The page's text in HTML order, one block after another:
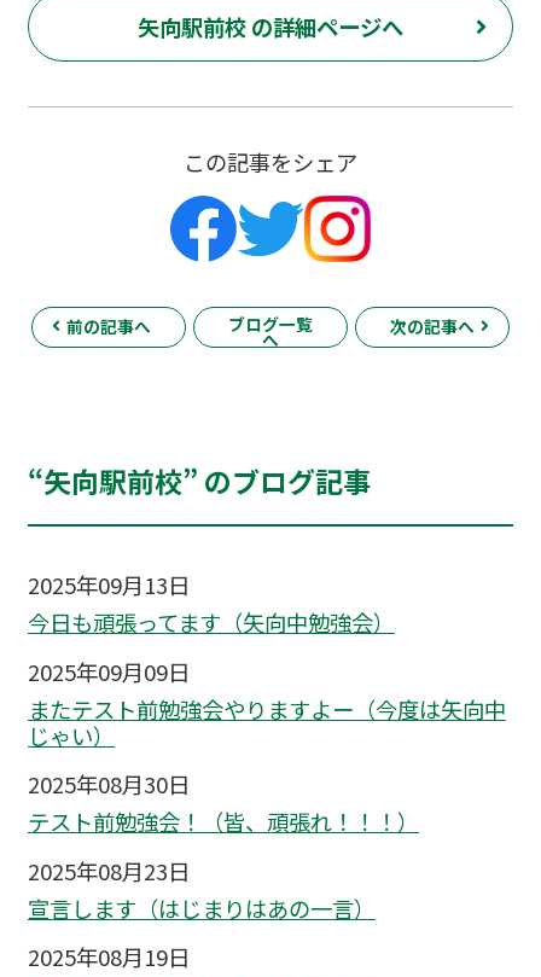
矢向駅前校 の詳細ページへ
この記事をシェア
前の記事へ ブログ一覧
へ
次の記事へ
“矢向駅前校” のブログ記事
2025年09月13日
今日も頑張ってます（矢向中勉強会）
2025年09月09日
またテスト前勉強会やりますよー（今度は矢向中
じゃい）
2025年08月30日
テスト前勉強会！（皆、頑張れ！！！）
2025年08月23日
宣言します（はじまりはあの一言）
2025年08月19日